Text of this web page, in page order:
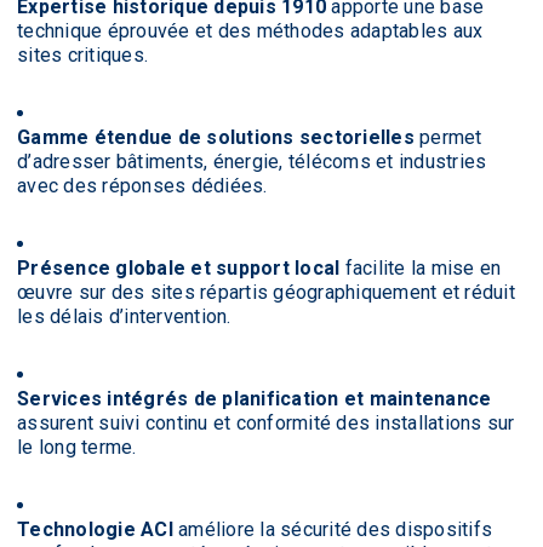
Expertise historique depuis 1910 apporte une base
technique éprouvée et des méthodes adaptables aux
sites critiques.
Gamme étendue de solutions sectorielles permet
d’adresser bâtiments, énergie, télécoms et industries
avec des réponses dédiées.
Présence globale et support local facilite la mise en
œuvre sur des sites répartis géographiquement et réduit
les délais d’intervention.
Services intégrés de planification et maintenance
assurent suivi continu et conformité des installations sur
le long terme.
Technologie ACIaméliore la sécurité des dispositifs